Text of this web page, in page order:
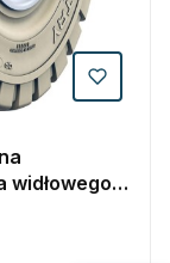
widłowego